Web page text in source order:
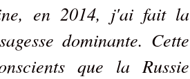
en 2014, j'ai fait la
dominante. Cette
que la Russie